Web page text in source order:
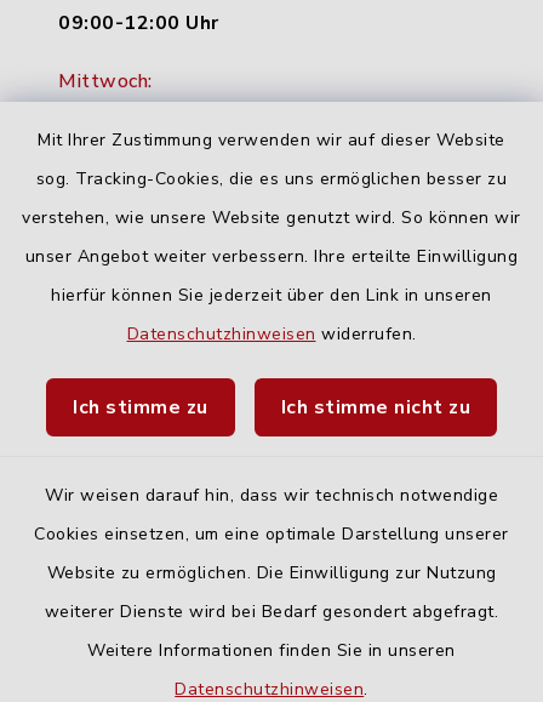
Mit Ihrer Zustimmung verwenden wir auf dieser Website
sog. Tracking-Cookies, die es uns ermöglichen besser zu
verstehen, wie unsere Website genutzt wird. So können wir
unser Angebot weiter verbessern. Ihre erteilte Einwilligung
hierfür können Sie jederzeit über den Link in unseren
Datenschutzhinweisen widerrufen.
Ich stimme zu Ich stimme nicht zu
Wir weisen darauf hin, dass wir technisch notwendige
Cookies einsetzen, um eine optimale Darstellung unserer
Website zu ermöglichen. Die Einwilligung zur Nutzung
weiterer Dienste wird bei Bedarf gesondert abgefragt.
Weitere Informationen finden Sie in unseren
Datenschutzhinweisen.
09:00-12:00 Uhr
Mittwoch:
Freitag:
geschlossen
Quicklinks
Fahrplanauskunft DING
Barrierefreiheit